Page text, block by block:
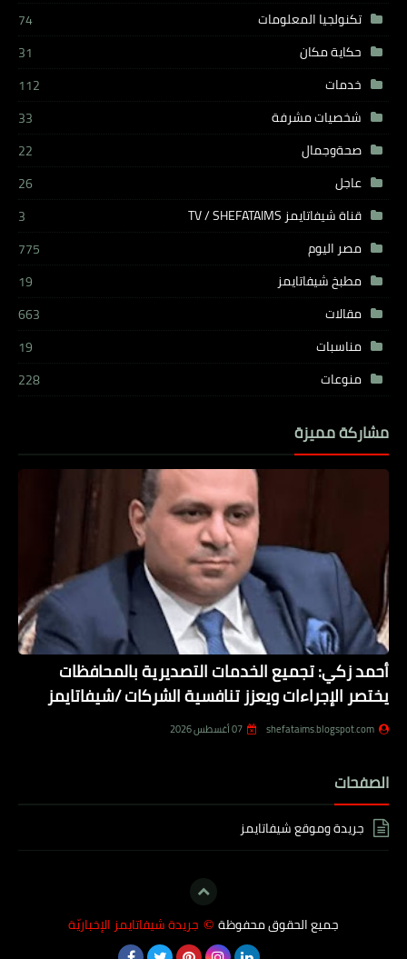
تكنولجيا المعلومات
74
حكاية مكان
31
خدمات
112
شخصيات مشرفة
33
صحةوجمال
22
عاجل
26
قناة شيفاتايمز TV / SHEFATAIMS
3
مصر اليوم
775
مطبخ شيفاتايمز
19
مقالات
663
مناسبات
19
منوعات
228
مشاركة مميزة
أحمد زكي: تجميع الخدمات التصديرية بالمحافظات
يختصر الإجراءات ويعزز تنافسية الشركات /شيفاتايمز
shefataims.blogspot.com 07 أغسطس 2026
الصفحات
جريدة وموقع شيفاتايمز
جميع الحقوق محفوظة © جريدة شيفاتايمز الإخباريّة